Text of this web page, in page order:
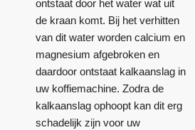
ontstaat door het water wat uit
de kraan komt. Bij het verhitten
van dit water worden calcium en
magnesium afgebroken en
daardoor ontstaat kalkaanslag in
uw koffiemachine. Zodra de
kalkaanslag ophoopt kan dit erg
schadelijk zijn voor uw